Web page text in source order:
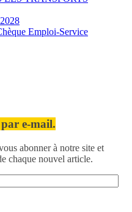
Emploi-Service
e-mail.
abonner à notre site et
chaque nouvel article.